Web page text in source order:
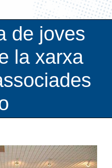
de joves
la xarxa